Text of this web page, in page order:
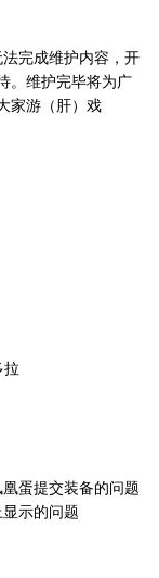
完成维护内容，开
。维护完毕将为广
家游（肝）戏
拉
蛋提交装备的问题
示的问题